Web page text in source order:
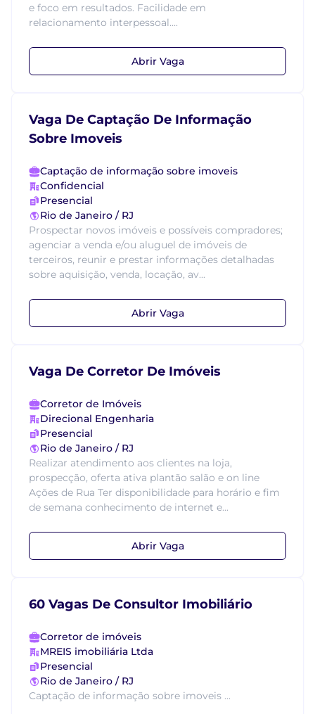
e foco em resultados. Facilidade em
relacionamento interpessoal....
Abrir Vaga
Vaga De Captação De Informação
Sobre Imoveis
Captação de informação sobre imoveis
Confidencial
Presencial
Rio de Janeiro / RJ
Prospectar novos imóveis e possíveis compradores;
agenciar a venda e/ou aluguel de imóveis de
terceiros, reunir e prestar informações detalhadas
sobre aquisição, venda, locação, av...
Abrir Vaga
Vaga De Corretor De Imóveis
Corretor de Imóveis
Direcional Engenharia
Presencial
Rio de Janeiro / RJ
Realizar atendimento aos clientes na loja,
prospecção, oferta ativa plantão salão e on line
Ações de Rua Ter disponibilidade para horário e fim
de semana conhecimento de internet e...
Abrir Vaga
60 Vagas De Consultor Imobiliário
Corretor de imóveis
MREIS imobiliária Ltda
Presencial
Rio de Janeiro / RJ
Captação de informação sobre imoveis ...